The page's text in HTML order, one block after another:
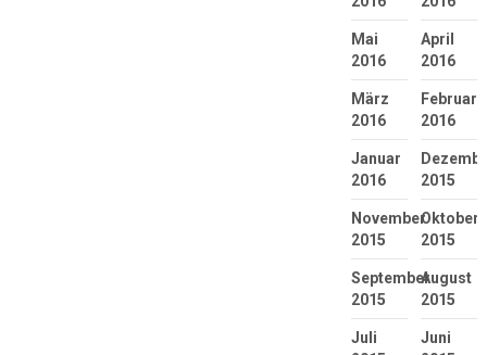
Mai
2016
April
2016
März
2016
Februar
2016
Januar
2016
2015
November
2015
Oktober
2015
September
2015
August
2015
Juli
Juni